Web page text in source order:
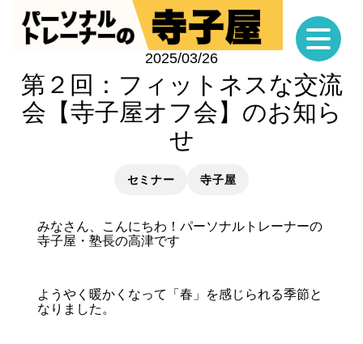
2025/03/26
第２回：フィットネスな交流
会【寺子屋オフ会】のお知ら
せ
セミナー 寺子屋
みなさん、こんにちわ！パーソナルトレーナーの
寺子屋・塾長の高津です
ようやく暖かくなって「春」を感じられる季節と
なりました。